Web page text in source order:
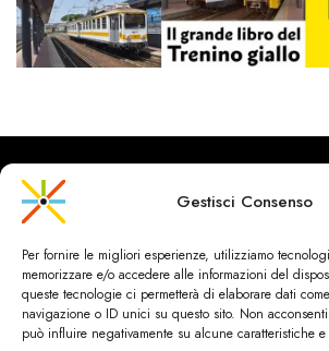
Gestisci Consenso
Per fornire le migliori esperienze, utilizziamo
memorizzare e/o accedere alle informazioni del
queste tecnologie ci permetterà di elaborare dati
navigazione o ID unici su questo sito. Non
può influire negativamente su alcune caratteristiche
CityRailways è un sito indipendente che
urbanistica e trasporto collettivo
scientifico sulla base di dati ed esperienze.